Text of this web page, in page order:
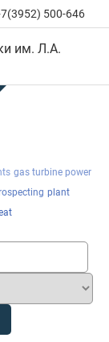
500-646
им. Л.А.
gas turbine power
plant